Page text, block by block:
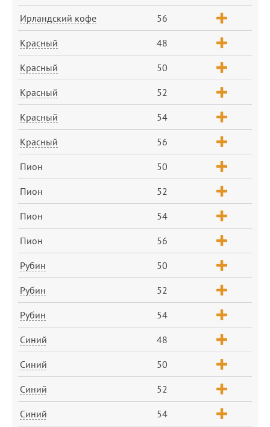
Ирландский кофе 56
Красный 48
Красный 50
Красный 52
Красный 54
Красный 56
Пион 50
Пион 52
Пион 54
Пион 56
Рубин 50
Рубин 52
Рубин 54
Синий 48
Синий 50
Синий 52
Синий 54